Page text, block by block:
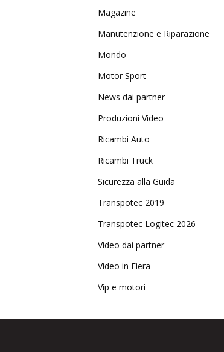
Magazine
Manutenzione e Riparazione
Mondo
Motor Sport
News dai partner
Produzioni Video
Ricambi Auto
Ricambi Truck
Sicurezza alla Guida
Transpotec 2019
Transpotec Logitec 2026
Video dai partner
Video in Fiera
Vip e motori